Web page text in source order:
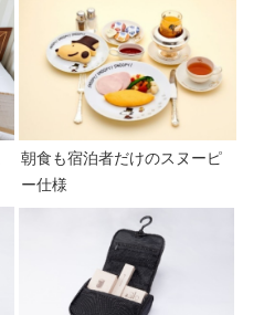
朝食も宿泊者だけのスヌーピ
ー仕様